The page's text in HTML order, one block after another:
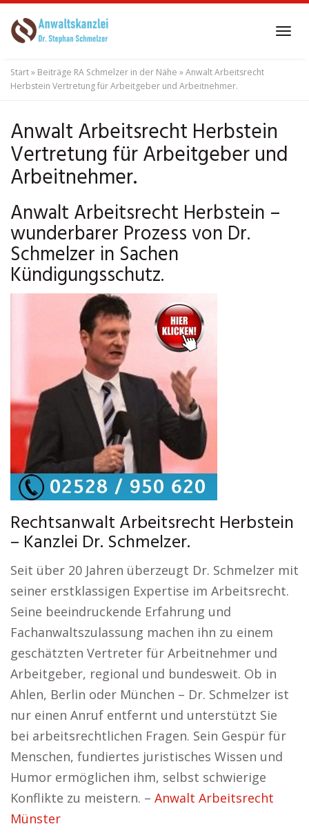
to
content
Start» Beiträge RA Schmelzer in der Nähe »Anwalt Arbeitsrecht
Herbstein Vertretung für Arbeitgeber und Arbeitnehmer.
Anwalt Arbeitsrecht Herbstein
Vertretung für Arbeitgeber und
Arbeitnehmer.
Anwalt Arbeitsrecht Herbstein –
wunderbarer Prozess von Dr.
Schmelzer in Sachen
Kündigungsschutz.
Rechtsanwalt Arbeitsrecht Herbstein
– Kanzlei Dr. Schmelzer.
Seit über 20 Jahren überzeugt Dr. Schmelzer mit
seiner erstklassigen Expertise im Arbeitsrecht.
Seine beeindruckende Erfahrung und
Fachanwaltszulassung machen ihn zu einem
geschätzten Vertreter für Arbeitnehmer und
Arbeitgeber, regional und bundesweit. Ob in
Ahlen, Berlin oder München – Dr. Schmelzer ist
nur einen Anruf entfernt und unterstützt Sie
bei arbeitsrechtlichen Fragen. Sein Gespür für
Menschen, fundiertes juristisches Wissen und
Humor ermöglichen ihm, selbst schwierige
Konflikte zu meistern. – Anwalt Arbeitsrecht
Münster